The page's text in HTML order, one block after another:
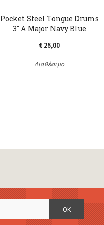
Pocket Steel Tongue Drums
3" A Major Navy Blue
€ 25,00
Διαθέσιμο
OK